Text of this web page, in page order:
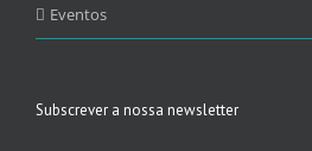
Eventos
Subscrever a nossa newsletter